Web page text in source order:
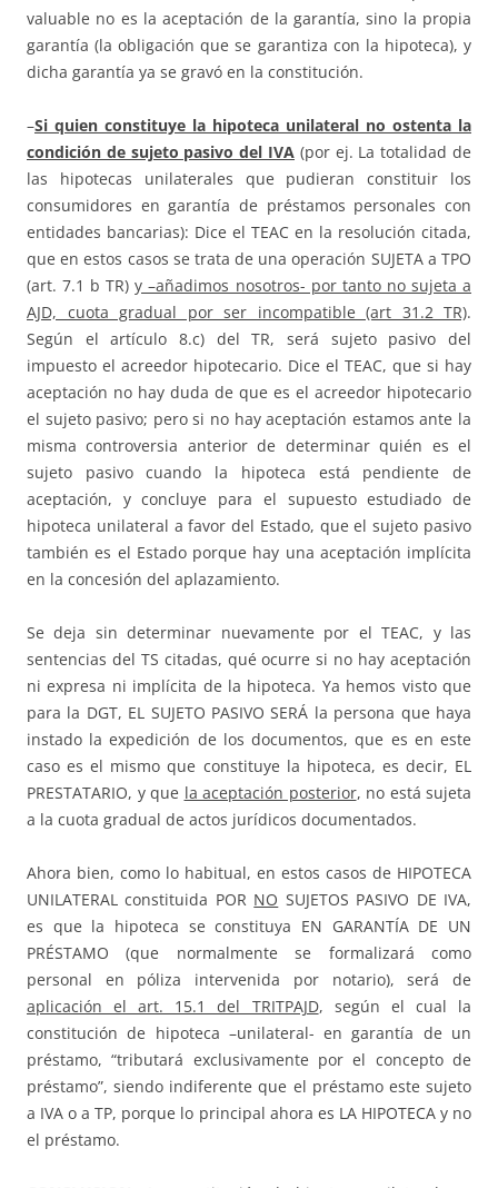
valuable no es la aceptación de la garantía, sino la propia
garantía (la obligación que se garantiza con la hipoteca), y
dicha garantía ya se gravó en la constitución.
–Si quien constituye la hipoteca unilateral no ostenta la
condición de sujeto pasivo del IVA (por ej. La totalidad de
las hipotecas unilaterales que pudieran constituir los
consumidores en garantía de préstamos personales con
entidades bancarias): Dice el TEAC en la resolución citada,
que en estos casos se trata de una operación SUJETA a TPO
(art. 7.1 b TR)y –añadimos nosotros- por tanto no sujeta a
AJD, cuota gradual por ser incompatible (art 31.2 TR).
Según el artículo 8.c) del TR, será sujeto pasivo del
impuesto el acreedor hipotecario. Dice el TEAC, que si hay
aceptación no hay duda de que es el acreedor hipotecario
el sujeto pasivo; pero si no hay aceptación estamos ante la
misma controversia anterior de determinar quién es el
sujeto pasivo cuando la hipoteca está pendiente de
aceptación, y concluye para el supuesto estudiado de
hipoteca unilateral a favor del Estado, que el sujeto pasivo
también es el Estado porque hay una aceptación implícita
en la concesión del aplazamiento.
Se deja sin determinar nuevamente por el TEAC, y las
sentencias del TS citadas, qué ocurre si no hay aceptación
ni expresa ni implícita de la hipoteca. Ya hemos visto que
para la DGT, EL SUJETO PASIVO SERÁ la persona que haya
instado la expedición de los documentos, que es en este
caso es el mismo que constituye la hipoteca, es decir, EL
PRESTATARIO, y que la aceptación posterior, no está sujeta
a la cuota gradual de actos jurídicos documentados.
Ahora bien, como lo habitual, en estos casos de HIPOTECA
UNILATERAL constituida POR NO SUJETOS PASIVO DE IVA,
es que la hipoteca se constituya EN GARANTÍA DE UN
PRÉSTAMO (que normalmente se formalizará como
personal en póliza intervenida por notario), será de
aplicación el art. 15.1 del TRITPAJD, según el cual la
constitución de hipoteca –unilateral- en garantía de un
préstamo, “tributará exclusivamente por el concepto de
préstamo”, siendo indiferente que el préstamo este sujeto
a IVA o a TP, porque lo principal ahora es LA HIPOTECA y no
el préstamo.